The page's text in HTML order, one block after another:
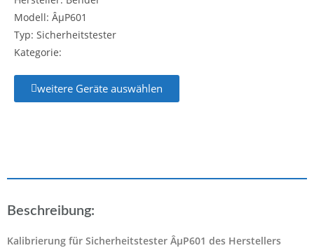
Modell: ÂµP601
Typ: Sicherheitstester
Kategorie:
weitere Geräte auswählen
Beschreibung:
Kalibrierung für Sicherheitstester ÂµP601 des Herstellers